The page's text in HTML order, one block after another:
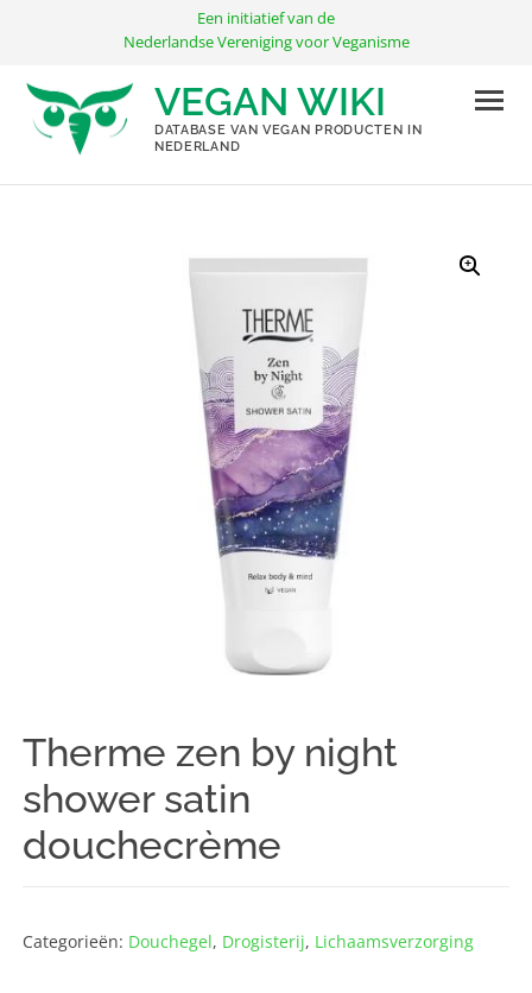
inhoud
Een initiatief van de
Nederlandse Vereniging voor Veganisme
VEGAN WIKI
DATABASE VAN VEGAN PRODUCTEN IN
NEDERLAND
Therme zen by night
shower satin
douchecrème
Categorieën: Douchegel, Drogisterij, Lichaams­verzorging